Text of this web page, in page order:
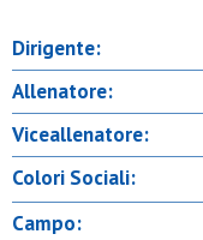
Dirigente:
Allenatore:
Viceallenatore:
Colori Sociali:
Campo: